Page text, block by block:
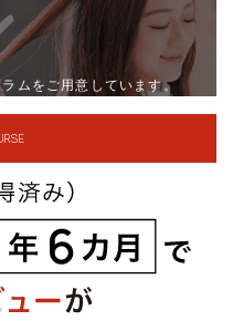
ムをご用意しています。